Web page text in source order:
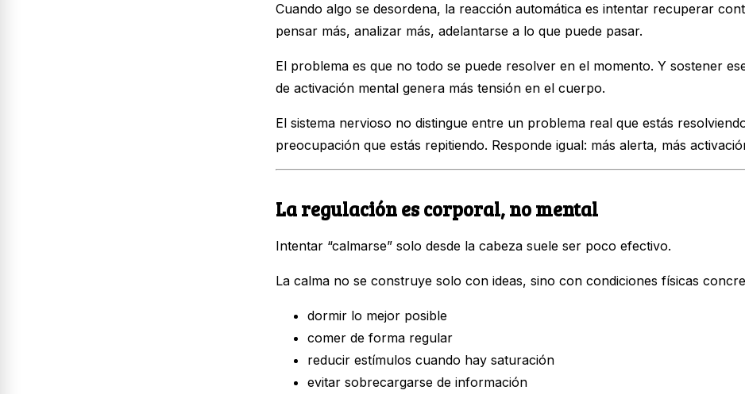
Cuando algo se desordena, la reacción automática es intentar recuperar
pensar más, analizar más, adelantarse a lo que puede pasar.
El problema es que no todo se puede resolver en el momento. Y sostener
de activación mental genera más tensión en el cuerpo.
El sistema nervioso no distingue entre un problema real que estás
preocupación que estás repitiendo. Responde igual: más alerta, más
La regulación es corporal, no mental
Intentar “calmarse” solo desde la cabeza suele ser poco efectivo.
La calma no se construye solo con ideas, sino con condiciones físicas
dormir lo mejor posible
comer de forma regular
reducir estímulos cuando hay saturación
evitar sobrecargarse de información